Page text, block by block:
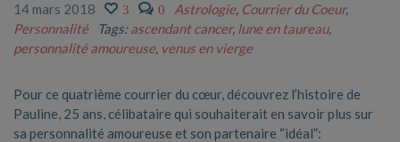
14 mars 2018 3 0 Astrologie, Courrier du Coeur,
Personnalité
Tags:ascendant cancer, lune en taureau,
personnalité amoureuse, venus en vierge
Pour ce quatrième courrier du cœur, découvrez l’histoire de
Pauline, 25 ans, célibataire qui souhaiterait en savoir plus sur
sa personnalité amoureuse et son partenaire “idéal”: